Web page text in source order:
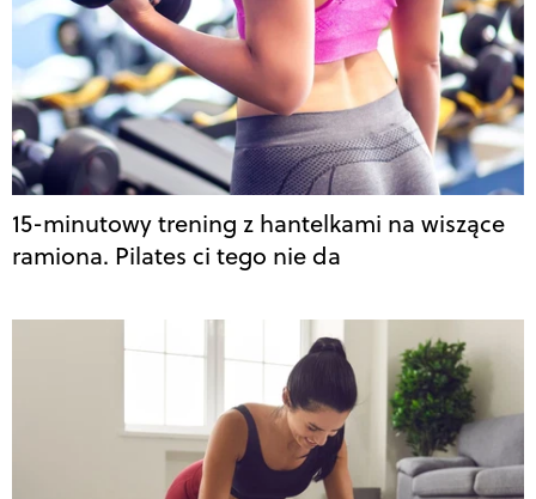
15-minutowy trening z hantelkami na wiszące
ramiona. Pilates ci tego nie da